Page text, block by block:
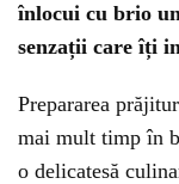
înlocui cu brio
senzații care îți
Prepararea
mai mult timp în
o delicatesă